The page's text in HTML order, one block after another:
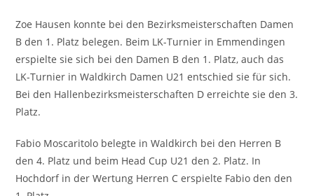
Zoe Hausen konnte bei den Bezirksmeisterschaften Damen
B den 1. Platz belegen. Beim LK-Turnier in Emmendingen
erspielte sie sich bei den Damen B den 1. Platz, auch das
LK-Turnier in Waldkirch Damen U21 entschied sie für sich.
Bei den Hallenbezirksmeisterschaften D erreichte sie den 3.
Platz.
Fabio Moscaritolo belegte in Waldkirch bei den Herren B
den 4. Platz und beim Head Cup U21 den 2. Platz. In
Hochdorf in der Wertung Herren C erspielte Fabio den den